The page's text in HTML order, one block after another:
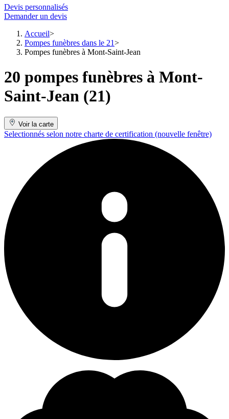
Devis personnalisés
Demander un devis
Accueil
Pompes funèbres dans le 21
Pompes funèbres à Mont-Saint-Jean
20 pompes funèbres à Mont-
Saint-Jean (21)
Voir la carte
Selectionnés selon notre charte de certification (nouvelle fenêtre)